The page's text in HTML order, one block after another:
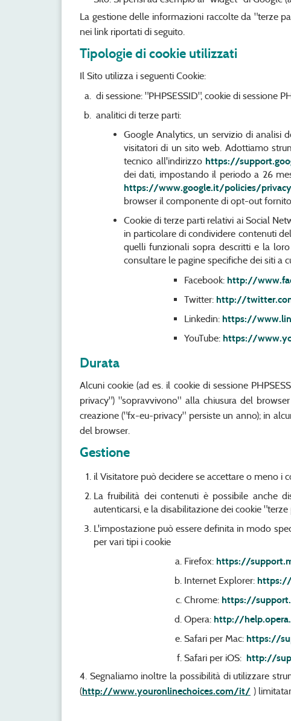
La gestione delle informazioni raccolte da "terze
nei link riportati di seguito.
Tipologie di cookie utilizzati
Il Sito utilizza i seguenti Cookie:
di sessione: "PHPSESSID", cookie di sessione
analitici di terze parti:
Google Analytics, un servizio di analisi
visitatori di un sito web. Adottiamo
tecnico all'indirizzo https://
dei dati, impostando il periodo a 26
https://www.google.it/policies/
browser il componente di opt-out
Cookie di terze parti relativi ai Social
in particolare di condividere contenuti
quelli funzionali sopra descritti e la
consultare le pagine specifiche dei siti a
Facebook: http://
Twitter: http://
Linkedin: https://
YouTube: https://
Durata
Alcuni cookie (ad es. il cookie di sessione
privacy") "sopravvivono" alla chiusura del
creazione ("fx-eu-privacy" persiste un anno); in
del browser.
Gestione
il Visitatore può decidere se accettare o meno
La fruibilità dei contenuti è possibile anche
autenticarsi, e la disabilitazione dei cookie
L'impostazione può essere definita in modo
per vari tipi i cookie
Firefox: https://
Internet Explorer: https://
Chrome: https://
Opera: http://
Safari per Mac: https://
Safari per iOS: http://
4. Segnaliamo inoltre la possibilità di utilizzare
(http://www.youronlinechoices.com/it/ )